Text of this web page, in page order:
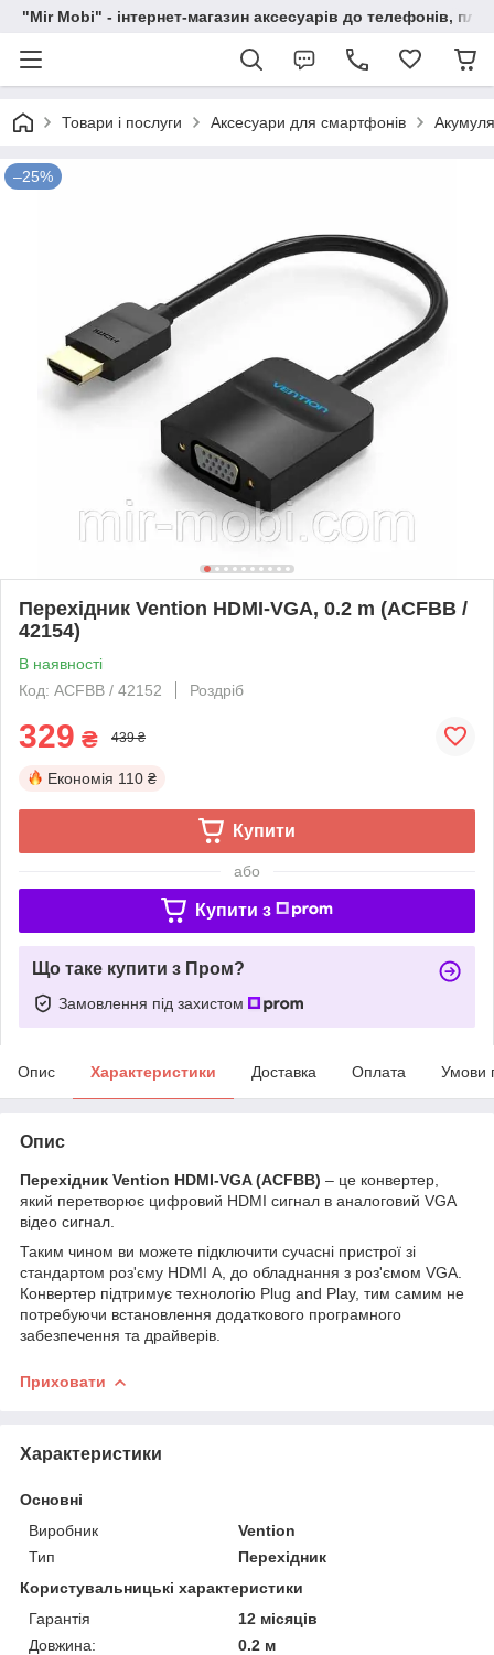
"Mir Mobi" - інтернет-магазин аксесуарів до телефонів,
Товари і послуги Аксесуари для смартфонів
–25%
Перехідник Vention HDMI-VGA, 0.2 m (ACFBB /
42154)
В наявності
Код: ACFBB / 42152
Роздріб
329 ₴ 439 ₴
Економія 110 ₴
Купити
або
Купити з
Що таке купити з Пром?
Замовлення під захистом
Опис Характеристики Доставка Оплата Умови
Опис
Перехідник Vention HDMI-VGA (ACFBB) – це конвертер,
який перетворює цифровий HDMI сигнал в аналоговий VGA
відео сигнал.
Таким чином ви можете підключити сучасні пристрої зі
стандартом роз'єму HDMI А, до обладнання з роз'ємом VGA.
Конвертер підтримує технологію Plug and Play, тим самим не
потребуючи встановлення додаткового програмного
забезпечення та драйверів.
Приховати
Характеристики
Основні
Виробник
Vention
Тип
Перехідник
Користувальницькі характеристики
Гарантія
12 місяців
Довжина:
0.2 м